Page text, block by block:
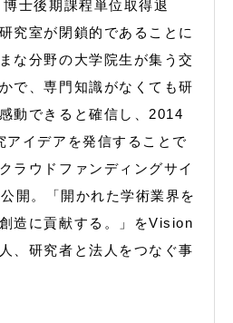
士後期課程単位取得退
究室が閉鎖的であることに
な分野の大学院生が集う交
で、専門知識がなくても研
動できると確信し、2014
アイデアを発信することで
ラウドファンディングサイ
公開。「開かれた学術業界を
造に貢献する。」をVision
、研究者と法人をつなぐ事